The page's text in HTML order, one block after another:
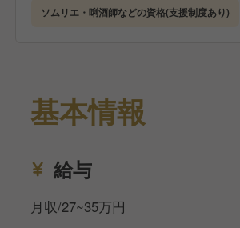
入社してすぐは、食材の仕込みや開
がら、一流の料理人を目指しましょ
ソムリエ・唎酒師などの資格(支援制度あり)
基本情報
給与
月収/27~35万円